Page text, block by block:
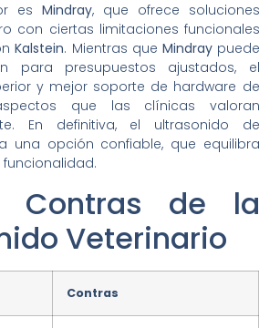
es Mindray, que ofrece soluciones
con ciertas limitaciones funcionales
Kalstein. Mientras que Mindraypuede
para presupuestos ajustados, el
y mejor soporte de hardware de
que las clínicas valoran
En definitiva, el ultrasonido de
una opción confiable, que equilibra
Contras de la
Veterinario
Contras